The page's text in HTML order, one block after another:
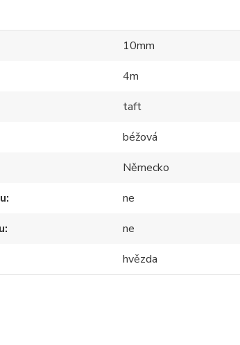
10mm
4m
taft
béžová
Německo
ne
ne
hvězda